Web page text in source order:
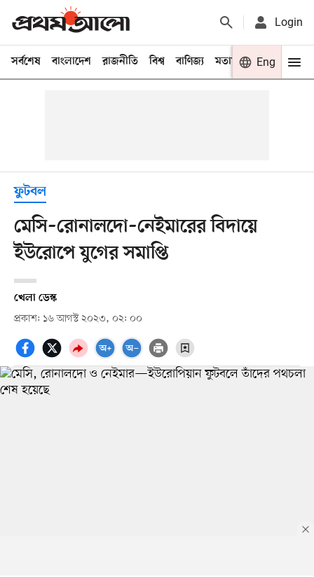
Login
সর্বশেষ বাংলাদেশ রাজনীতি বিশ্ব বাণিজ্য মতামত খেলা
Eng
ফুটবল
মেসি–রোনালদো–নেইমারের বিদায়ে
ইউরোপে যুগের সমাপ্তি
খেলা ডেস্ক
প্রকাশ: ১৬ আগস্ট ২০২৩, ০২: ০০